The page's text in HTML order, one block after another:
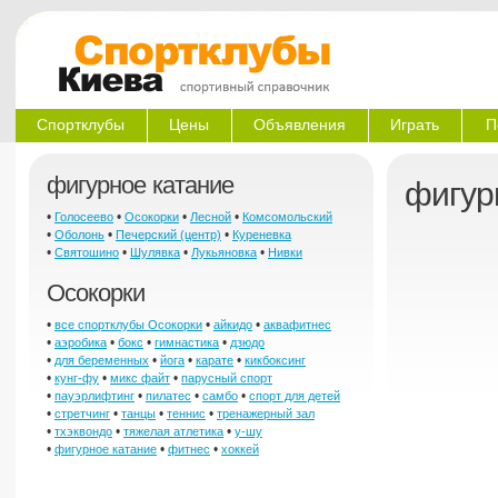
Спортклубы Цены Объявления Играть
фигурное катание
• Голосеево • Осокорки • Лесной • Комсомольский
• Оболонь • Печерский (центр) • Куреневка
• Святошино • Шулявка • Лукьяновка • Нивки
Осокорки
• все спортклубы Осокорки • айкидо • аквафитнес
• аэробика • бокс • гимнастика • дзюдо
• для беременных • йога • карате • кикбоксинг
• кунг-фу • микс файт • парусный спорт
• пауэрлифтинг • пилатес • самбо • спорт для детей
• стретчинг • танцы • теннис • тренажерный зал
• тхэквондо • тяжелая атлетика • у-шу
• фигурное катание • фитнес • хоккей